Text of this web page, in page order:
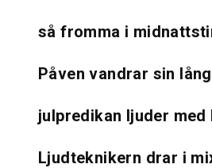
så fromma i
Påven vandrar sin
julpredikan ljuder med
Ljudteknikern drar i